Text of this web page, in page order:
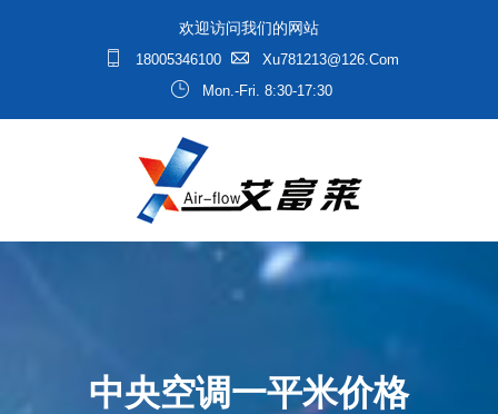
欢迎访问我们的网站
18005346100
Xu781213@126.com
Mon.-Fri. 8:30-17:30
中央空调一平米价格